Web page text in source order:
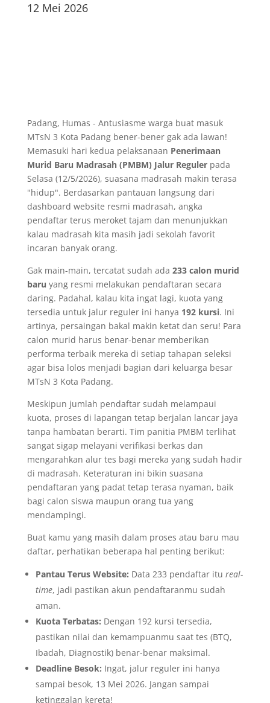
12 Mei 2026
Padang, Humas - Antusiasme warga buat masuk
MTsN 3 Kota Padang bener-bener gak ada lawan!
Memasuki hari kedua pelaksanaan Penerimaan
Murid Baru Madrasah (PMBM) Jalur Regulerpada
Selasa (12/5/2026), suasana madrasah makin terasa
"hidup". Berdasarkan pantauan langsung dari
dashboard website resmi madrasah, angka
pendaftar terus meroket tajam dan menunjukkan
kalau madrasah kita masih jadi sekolah favorit
incaran banyak orang.
​Gak main-main, tercatat sudah ada 233 calon murid
baru yang resmi melakukan pendaftaran secara
daring. Padahal, kalau kita ingat lagi, kuota yang
tersedia untuk jalur reguler ini hanya 192 kursi. Ini
artinya, persaingan bakal makin ketat dan seru! Para
calon murid harus benar-benar memberikan
performa terbaik mereka di setiap tahapan seleksi
agar bisa lolos menjadi bagian dari keluarga besar
MTsN 3 Kota Padang.
​Meskipun jumlah pendaftar sudah melampaui
kuota, proses di lapangan tetap berjalan lancar jaya
tanpa hambatan berarti. Tim panitia PMBM terlihat
sangat sigap melayani verifikasi berkas dan
mengarahkan alur tes bagi mereka yang sudah hadir
di madrasah. Keteraturan ini bikin suasana
pendaftaran yang padat tetap terasa nyaman, baik
bagi calon siswa maupun orang tua yang
mendampingi.
​Buat kamu yang masih dalam proses atau baru mau
daftar, perhatikan beberapa hal penting berikut:
Pantau Terus Website: Data 233 pendaftar itu real-
time, jadi pastikan akun pendaftaranmu sudah
aman.
Kuota Terbatas: Dengan 192 kursi tersedia,
pastikan nilai dan kemampuanmu saat tes (BTQ,
Ibadah, Diagnostik) benar-benar maksimal.
Deadline Besok: Ingat, jalur reguler ini hanya
sampai besok, 13 Mei 2026. Jangan sampai
ketinggalan kereta!